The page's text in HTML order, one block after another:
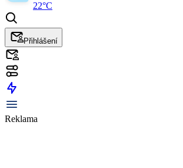
22°C
Přihlášení
Reklama